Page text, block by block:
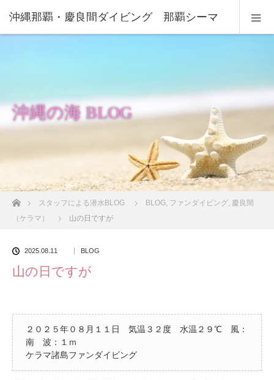
沖縄那覇・慶良間ダイビング 那覇シーマ
沖縄の海 BLOG
ホームスタッフによる潜水BLOG BLOG, ファンダイビング, 慶良間
（ケラマ）
山の日ですが
2025.08.11 BLOG
山の日ですが
２０２５年０８月１１日 気温３２度 水温２９℃ 風：
南 波：１ｍ
ケラマ諸島ファンダイビング